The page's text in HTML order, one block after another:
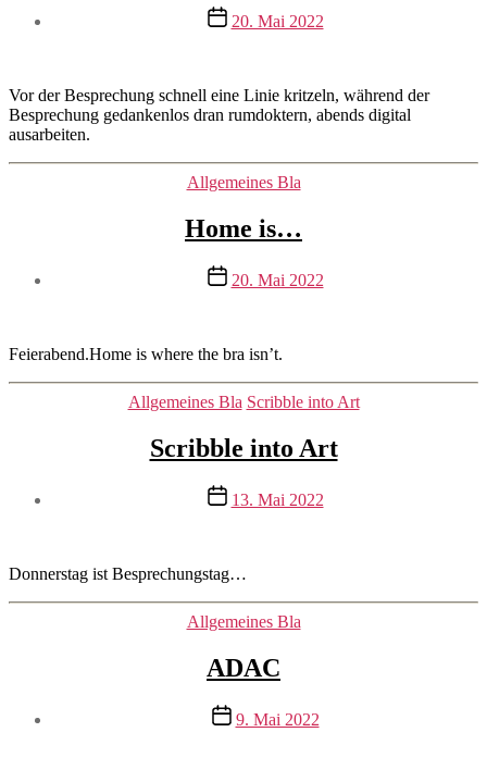
Veröffentlichungsdatum
20. Mai 2022
Vor der Besprechung schnell eine Linie kritzeln, während der
Besprechung gedankenlos dran rumdoktern, abends digital
ausarbeiten.
Kategorien
Allgemeines Bla
Home is…
Veröffentlichungsdatum
20. Mai 2022
Feierabend.Home is where the bra isn’t.
Kategorien
Allgemeines Bla Scribble into Art
Scribble into Art
Veröffentlichungsdatum
13. Mai 2022
Donnerstag ist Besprechungstag…
Kategorien
Allgemeines Bla
ADAC
Veröffentlichungsdatum
9. Mai 2022